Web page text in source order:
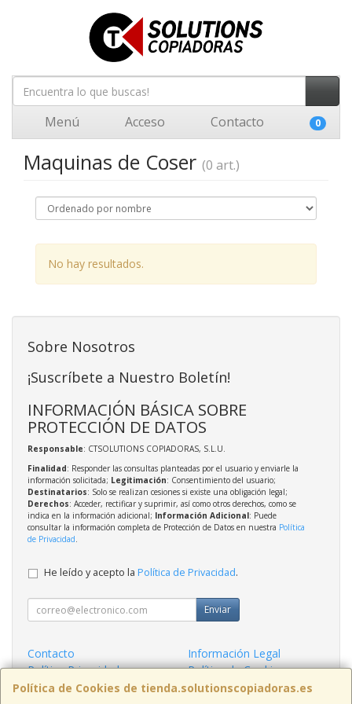
Menú Acceso Contacto 0
Maquinas de Coser (0 art.)
No hay resultados.
Política de Cookies de tienda.solutionscopiadoras.es
Sobre Nosotros
¡Suscríbete a Nuestro Boletín!
INFORMACIÓN BÁSICA SOBRE
PROTECCIÓN DE DATOS
Responsable: CTSOLUTIONS COPIADORAS, S.L.U.
Finalidad: Responder las consultas planteadas por el usuario y enviarle la
información solicitada; Legitimación: Consentimiento del usuario;
Destinatarios: Solo se realizan cesiones si existe una obligación legal;
Derechos: Acceder, rectificar y suprimir, así como otros derechos, como se
indica en la información adicional; Información Adicional: Puede
consultar la información completa de Protección de Datos en nuestra Política
de Privacidad.
He leído y acepto la Política de Privacidad.
Enviar
Contacto
Información Legal
Política Privacidad
Política de Cookies
Condiciones de Compra
Formas de Pago